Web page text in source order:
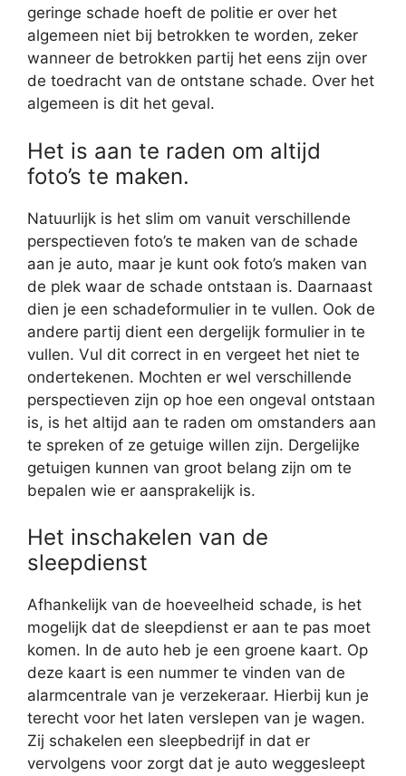
geringe schade hoeft de politie er over het
algemeen niet bij betrokken te worden, zeker
wanneer de betrokken partij het eens zijn over
de toedracht van de ontstane schade. Over het
algemeen is dit het geval.
Het is aan te raden om altijd
foto’s te maken.
Natuurlijk is het slim om vanuit verschillende
perspectieven foto’s te maken van de schade
aan je auto, maar je kunt ook foto’s maken van
de plek waar de schade ontstaan is. Daarnaast
dien je een schadeformulier in te vullen. Ook de
andere partij dient een dergelijk formulier in te
vullen. Vul dit correct in en vergeet het niet te
ondertekenen. Mochten er wel verschillende
perspectieven zijn op hoe een ongeval ontstaan
is, is het altijd aan te raden om omstanders aan
te spreken of ze getuige willen zijn. Dergelijke
getuigen kunnen van groot belang zijn om te
bepalen wie er aansprakelijk is.
Het inschakelen van de
sleepdienst
Afhankelijk van de hoeveelheid schade, is het
mogelijk dat de sleepdienst er aan te pas moet
komen. In de auto heb je een groene kaart. Op
deze kaart is een nummer te vinden van de
alarmcentrale van je verzekeraar. Hierbij kun je
terecht voor het laten verslepen van je wagen.
Zij schakelen een sleepbedrijf in dat er
vervolgens voor zorgt dat je auto weggesleept